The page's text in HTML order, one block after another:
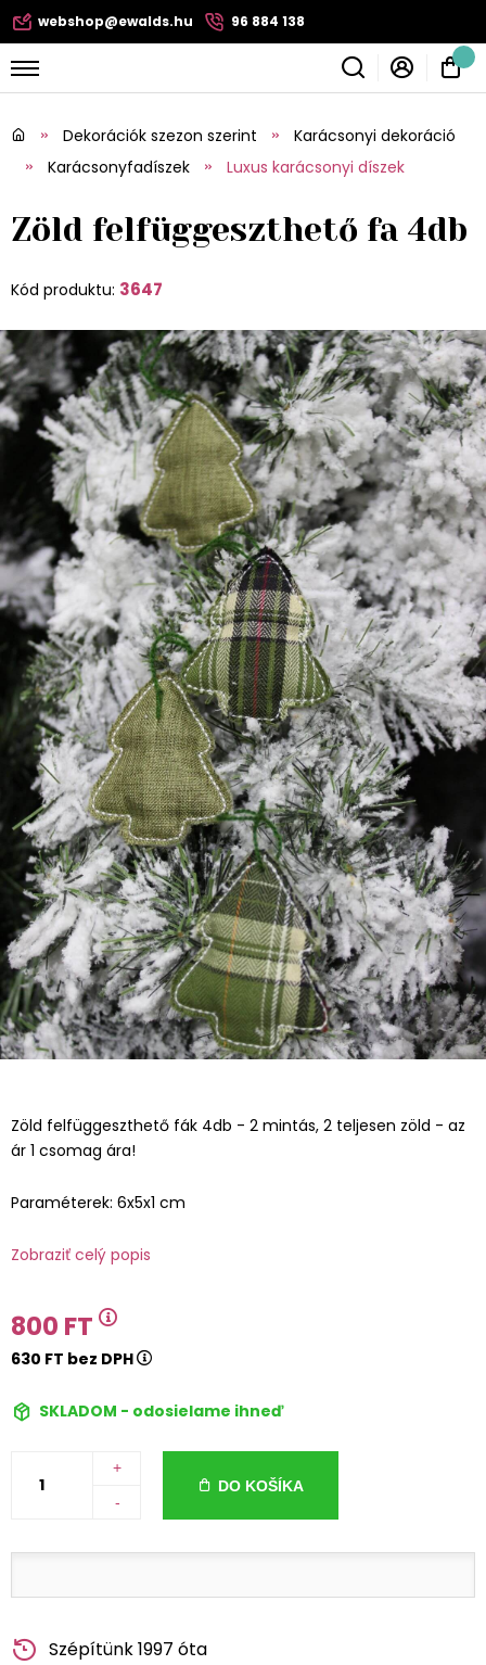
webshop@ewalds.hu 96 884 138
Dekorációk szezon szerint
Karácsonyi dekoráció
Karácsonyfadíszek
Luxus karácsonyi díszek
Zöld felfüggeszthető fa 4db
Kód produktu: 3647
Zöld felfüggeszthető fák 4db - 2 mintás, 2 teljesen zöld - az
ár 1 csomag ára!
Paraméterek: 6x5x1 cm
Zobraziť celý popis
800 FT
630 FT bez DPH
SKLADOM - odosielame ihneď
+
-
DO KOŠÍKA
Szépítünk 1997 óta